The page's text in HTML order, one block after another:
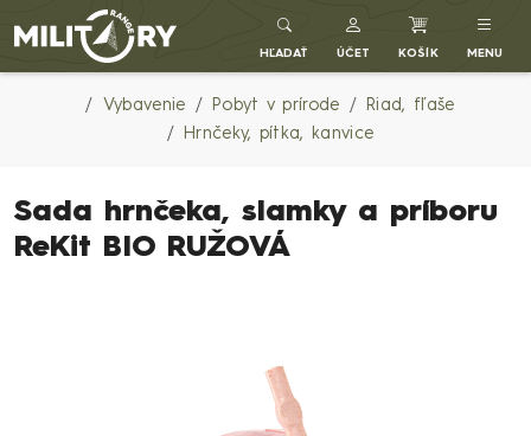
Army shop MILITARY RANGE SK
HĽADAŤ ÚČET KOŠÍK MENU
Vybavenie Pobyt v prírode
Riad, fľaše
Hrnčeky, pítka, kanvice
Sada hrnčeka, slamky a príboru
ReKit BIO RUŽOVÁ